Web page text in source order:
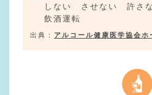
しない させない 許さ
飲酒運転
出典： アルコール健康医学協会ホ